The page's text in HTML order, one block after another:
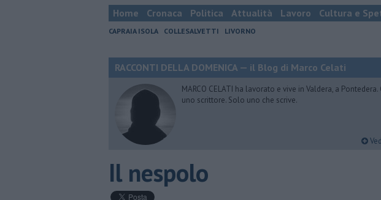
Home Cronaca Politica Attualità Lavoro Cultura e
CAPRAIA ISOLA COLLESALVETTI LIVORNO
RACCONTI DELLA DOMENICA — il Blog di Marco Celati
MARCO CELATI ha lavorato e vive in Valdera, a
uno scrittore. Solo uno che scrive.
Il nespolo